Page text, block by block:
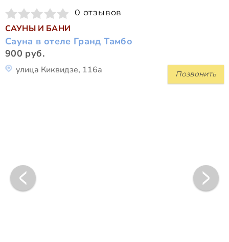
0 отзывов
САУНЫ И БАНИ
Сауна в отеле Гранд Тамбо
900 руб.
Позвонить
улица Киквидзе, 116а